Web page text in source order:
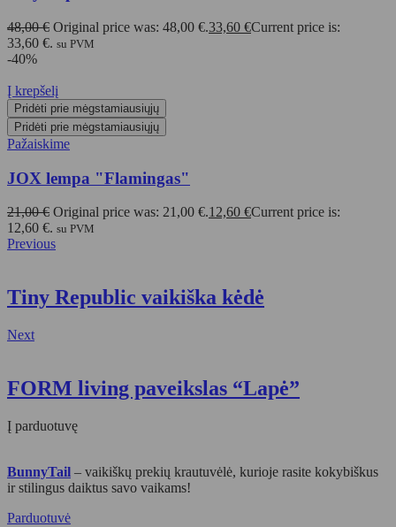
48,00€ Original price was: 48,00 €.33,60 €Current price is:
33,60 €. su PVM
-40%
Į krepšelį
Pridėti prie mėgstamiausiųjų
Pridėti prie mėgstamiausiųjų
Pažaiskime
JOX lempa "Flamingas"
21,00€ Original price was: 21,00 €.12,60 €Current price is:
12,60 €. su PVM
Previous
Tiny Republic vaikiška kėdė
Next
FORM living paveikslas “Lapė”
Į parduotuvę
BunnyTail – vaikiškų prekių krautuvėlė, kurioje rasite kokybiškus
ir stilingus daiktus savo vaikams!
Parduotuvė